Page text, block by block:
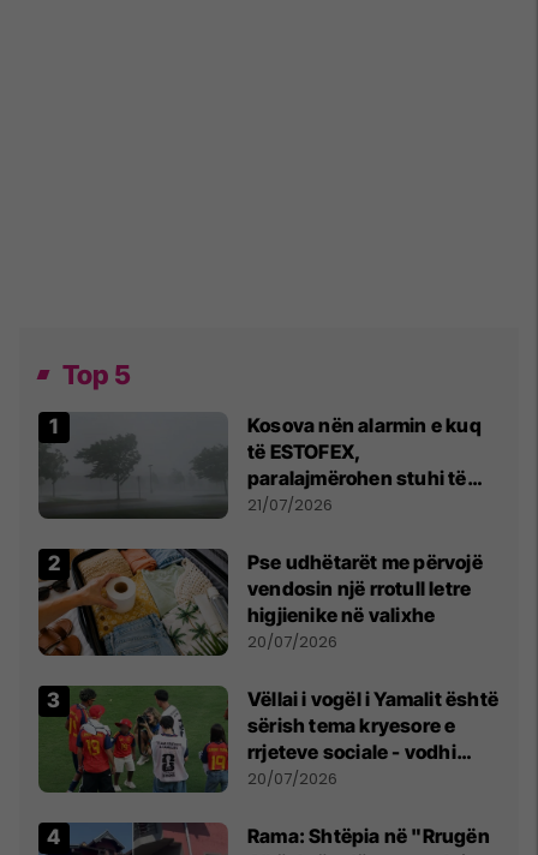
Top 5
Kosova nën alarmin e kuq
të ESTOFEX,
paralajmërohen stuhi të
fuqishme me breshër dhe
21/07/2026
Pse udhëtarët me përvojë
vendosin një rrotull letre
higjienike në valixhe
20/07/2026
Vëllai i vogël i Yamalit është
sërish tema kryesore e
rrjeteve sociale - vodhi
vëmendjen pas finales së
20/07/2026
Rama: Shtëpia në "Rrugën